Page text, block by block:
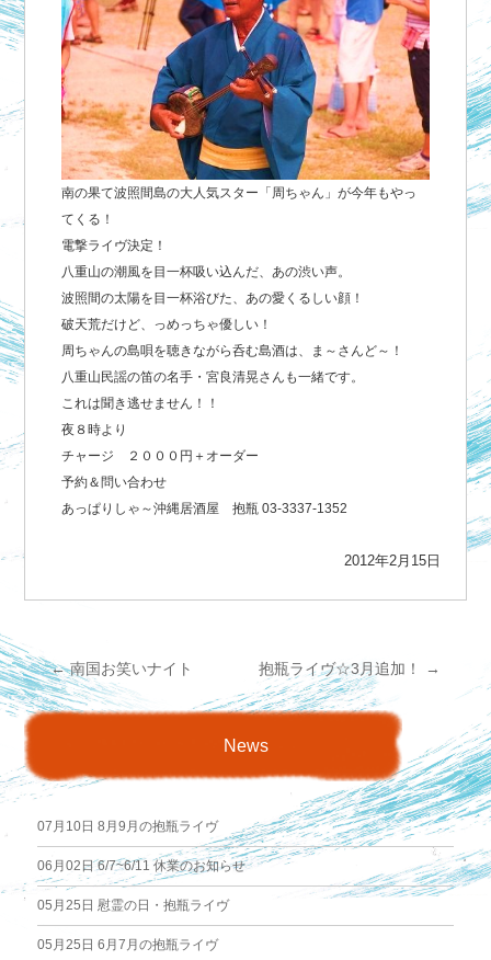
南の果て波照間島の大人気スター「周ちゃん」が今年もやっ
てくる！
電撃ライヴ決定！
八重山の潮風を目一杯吸い込んだ、あの渋い声。
波照間の太陽を目一杯浴びた、あの愛くるしい顔！
破天荒だけど、っめっちゃ優しい！
周ちゃんの島唄を聴きながら呑む島酒は、ま～さんど～！
八重山民謡の笛の名手・宮良清晃さんも一緒です。
これは聞き逃せません！！
夜８時より
チャージ ２０００円＋オーダー
予約＆問い合わせ
あっぱりしゃ～沖縄居酒屋 抱瓶 03-3337-1352
2012年2月15日
投
ナ
ビ
ゲ
ー
←南国お笑いナイト 抱瓶ライヴ☆3月追加！ →
News
07月10日 8月9月の抱瓶ライヴ
06月02日6/7~6/11 休業のお知らせ
05月25日 慰霊の日・抱瓶ライヴ
05月25日 6月7月の抱瓶ライヴ